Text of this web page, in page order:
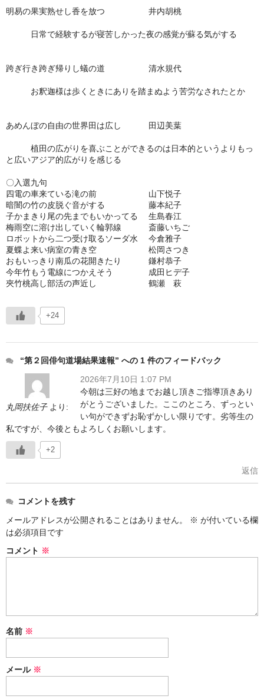
徳島吟行案内編集室
明易の果実熟せし香を放つ 井内胡桃
日常で経験するが寝苦しかった夜の感覚が蘇る気がする
跨ぎ行き跨ぎ帰りし蟻の道 清水規代
お釈迦様は歩くときにありを踏まぬよう苦労なされたとか
あめんぼの自由の世界田は広し 田辺美葉
植田の広がりを喜ぶことができるのは日本的というよりもっ
と広いアジア的広がりを感じる
〇入選九句
四電の車来ている滝の前 山下悦子
暗闇の竹の皮脱ぐ音がする 藤本紀子
子かまきり尾の先までもいかってる 生島春江
梅雨空に溶け出していく輪郭線 斎藤いちご
ロボットから二つ受け取るソーダ水 今倉雅子
夏蝶よ来い病室の青き空 松岡さつき
おもいっきり南瓜の花開きたり 鎌村恭子
今年竹もう電線につかえそう 成田ヒデ子
夾竹桃高し部活の声近し 鶴瀬 萩
+24
“第２回俳句道場結果速報” への 1 件のフィードバック
丸岡扶佐子 より:
2026年7月10日 1:07 PM
今朝は三好の地までお越し頂きご指導頂きあり
がとうございました。ここのところ、ずっとい
い句ができずお恥ずかしい限りです。劣等生の
私ですが、今後ともよろしくお願いします。
+2
返信
コメントを残す
メールアドレスが公開されることはありません。
※ が付いている欄
は必須項目です
コメント ※
名前 ※
メール ※